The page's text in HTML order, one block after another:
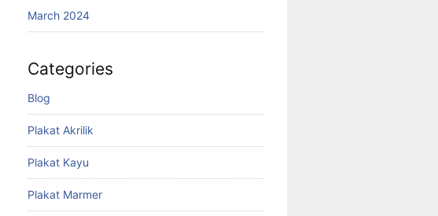
March 2024
Categories
Blog
Plakat Akrilik
Plakat Kayu
Plakat Marmer